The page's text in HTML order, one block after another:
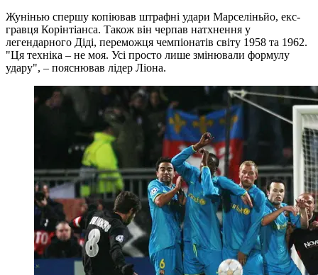
Жунінью спершу копіював штрафні удари Марселіньйо, екс-
гравця Корінтіанса. Також він черпав натхнення у
легендарного Діді, переможця чемпіонатів світу 1958 та 1962.
"Ця техніка – не моя. Усі просто лише змінювали формулу
удару", – пояснював лідер Ліона.